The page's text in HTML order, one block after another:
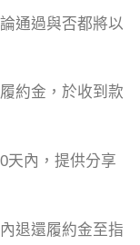
通過與否都將以
約金，於收到款
天內，提供分享
退還履約金至指